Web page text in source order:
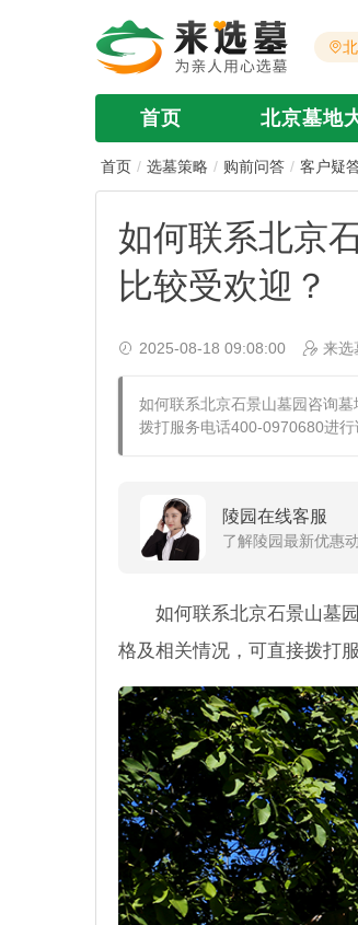
首页 北京墓地
首页 选墓策略 购前问答 客户疑
如何联系北京
比较受欢迎？
2025-08-18 09:08:00 来选
如何联系北京石景山墓园咨询
拨打服务电话400-0970680进行
陵园在线客服
了解陵园最新优惠
如何联系北京石景山墓
格及相关情况，可直接拨打